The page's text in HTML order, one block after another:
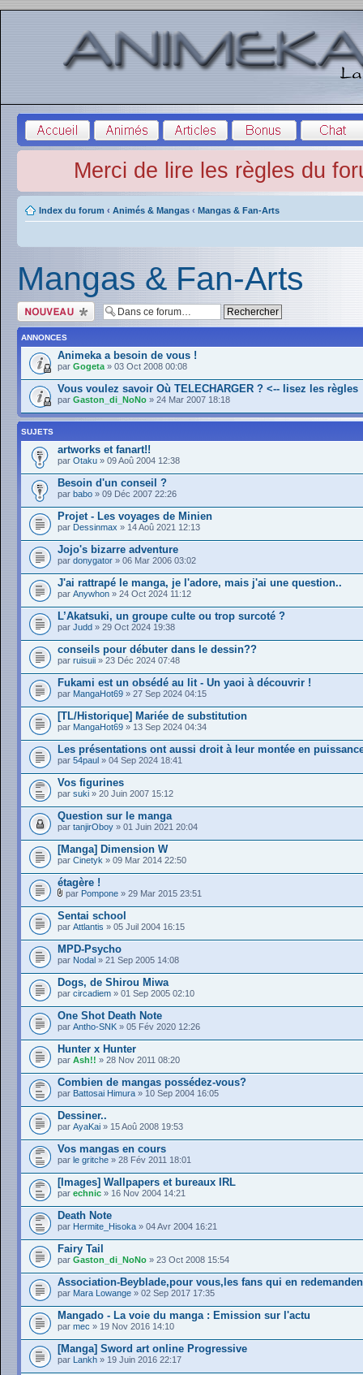
Merci de lire les règles du
Index du forum ‹ Animés & Mangas ‹ Mangas & Fan-Arts
Mangas & Fan-Arts
Écrire un nouveau
sujet
ANNONCES
Animeka a besoin de vous !
par Gogeta » 03 Oct 2008 00:08
Vous voulez savoir Où TELECHARGER ? <-- lisez les règles
par Gaston_di_NoNo » 24 Mar 2007 18:18
SUJETS
artworks et fanart!!
par Otaku » 09 Aoû 2004 12:38
Besoin d'un conseil ?
par babo » 09 Déc 2007 22:26
Projet - Les voyages de Minien
par Dessinmax » 14 Aoû 2021 12:13
Jojo's bizarre adventure
par donygator » 06 Mar 2006 03:02
J'ai rattrapé le manga, je l'adore, mais j'ai une question..
par Anywhon » 24 Oct 2024 11:12
L’Akatsuki, un groupe culte ou trop surcoté ?
par Judd » 29 Oct 2024 19:38
conseils pour débuter dans le dessin??
par ruisuii » 23 Déc 2024 07:48
Fukami est un obsédé au lit - Un yaoi à découvrir !
par MangaHot69 » 27 Sep 2024 04:15
[TL/Historique] Mariée de substitution
par MangaHot69 » 13 Sep 2024 04:34
Les présentations ont aussi droit à leur montée en
par 54paul » 04 Sep 2024 18:41
Vos figurines
par suki » 20 Juin 2007 15:12
Question sur le manga
par tanjirOboy » 01 Juin 2021 20:04
[Manga] Dimension W
par Cinetyk » 09 Mar 2014 22:50
étagère !
par Pompone » 29 Mar 2015 23:51
Sentai school
par Attlantis » 05 Juil 2004 16:15
MPD-Psycho
par Nodal » 21 Sep 2005 14:08
Dogs, de Shirou Miwa
par circadiem » 01 Sep 2005 02:10
One Shot Death Note
par Antho-SNK » 05 Fév 2020 12:26
Hunter x Hunter
par Ash!! » 28 Nov 2011 08:20
Combien de mangas possédez-vous?
par Battosai Himura » 10 Sep 2004 16:05
Dessiner..
par AyaKai » 15 Aoû 2008 19:53
Vos mangas en cours
par le gritche » 28 Fév 2011 18:01
[Images] Wallpapers et bureaux IRL
par echnic » 16 Nov 2004 14:21
Death Note
par Hermite_Hisoka » 04 Avr 2004 16:21
Fairy Tail
par Gaston_di_NoNo » 23 Oct 2008 15:54
Association-Beyblade,pour vous,les fans qui en
par Mara Lowange » 02 Sep 2017 17:35
Mangado - La voie du manga : Emission sur l'actu
par mec » 19 Nov 2016 14:10
[Manga] Sword art online Progressive
par Lankh » 19 Juin 2016 22:17